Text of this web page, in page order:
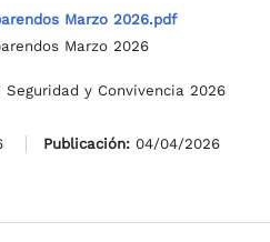
Marzo 2026.pdf
Marzo 2026
y Convivencia 2026
Publicación: 04/04/2026